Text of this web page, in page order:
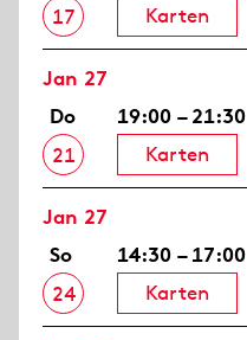
17
Karten
Jan 27
Do
21
19:00 – 21:30
Karten
Jan 27
So
24
14:30 – 17:00
Karten